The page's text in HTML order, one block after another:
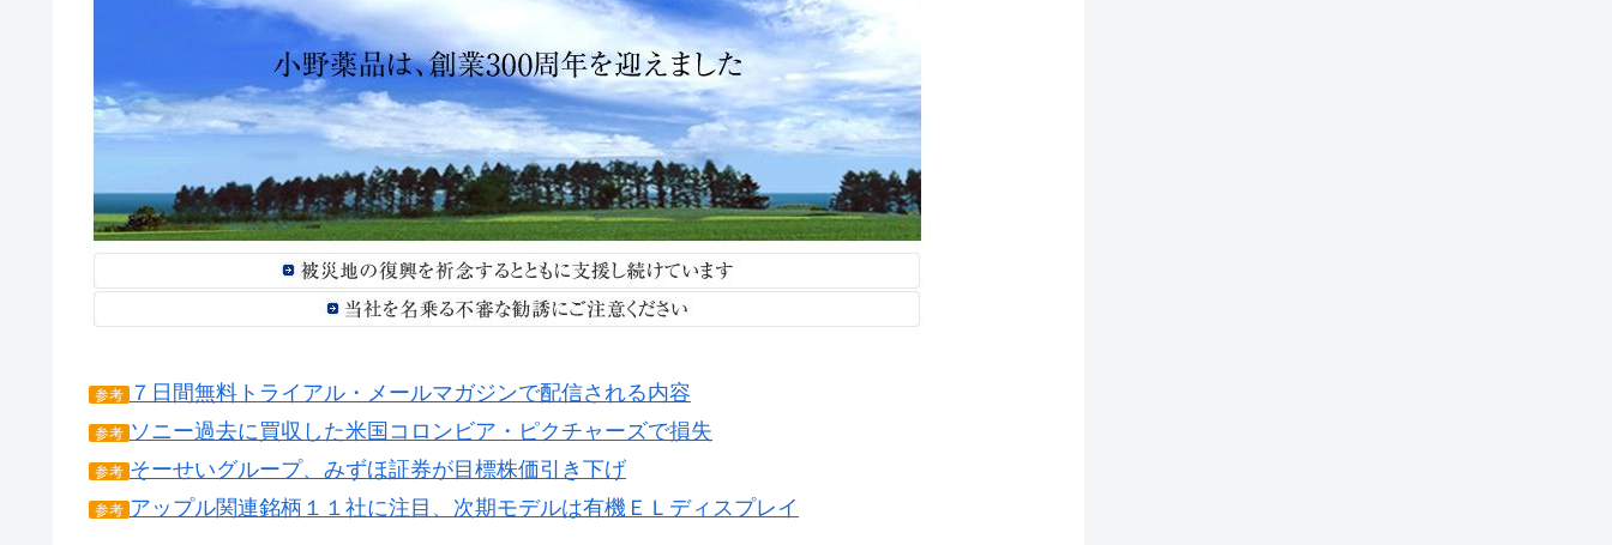
参考 ７日間無料トライアル・メールマガジンで配信される内容
参考 ソニー過去に買収した米国コロンビア・ピクチャーズで損失
参考 そーせいグループ、みずほ証券が目標株価引き下げ
参考 アップル関連銘柄１１社に注目、次期モデルは有機ＥＬディスプレイ